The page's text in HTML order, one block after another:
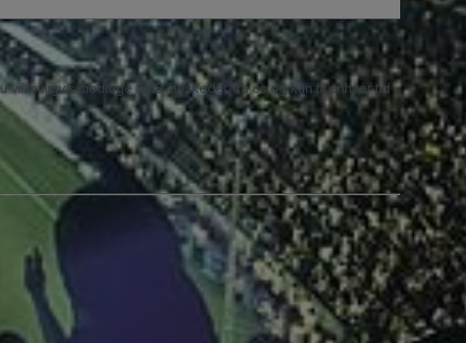
vil muligvis modtage SMS-beskeder fra os og kan til enhver tid